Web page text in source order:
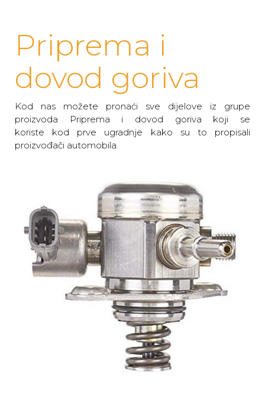
Priprema i
dovod goriva
Kod nas možete pronaći sve dijelove iz grupe
proizvoda Priprema i dovod goriva koji se
koriste kod prve ugradnje kako su to propisali
proizvođači automobila.